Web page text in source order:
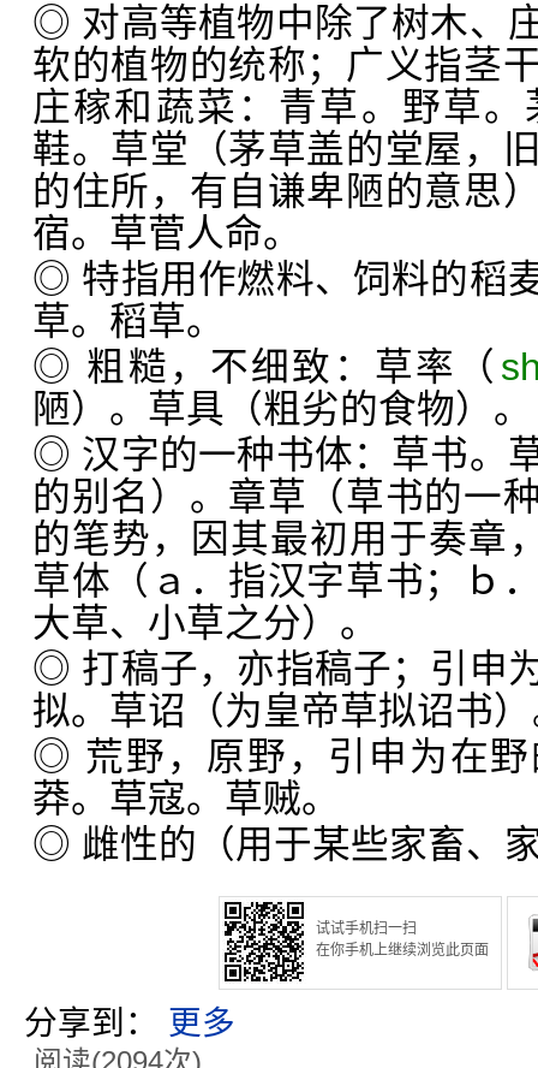
◎ 对高等植物中除了树木、
软的植物的统称；广义指茎
庄稼和蔬菜：青草。野草
鞋。草堂（茅草盖的堂屋，
的住所，有自谦卑陋的意思
宿。草菅人命。
◎ 特指用作燃料、饲料的稻
草。稻草。
◎ 粗糙，不细致：草率（
陋）。草具（粗劣的食物）。
◎ 汉字的一种书体：草书。
的别名）。章草（草书的一
的笔势，因其最初用于奏章
草体（ａ．指汉字草书；ｂ
大草、小草之分）。
◎ 打稿子，亦指稿子；引申
拟。草诏（为皇帝草拟诏书
◎ 荒野，原野，引申为在
莽。草寇。草贼。
◎ 雌性的（用于某些家畜、
试试手机扫一扫
在你手机上继续浏览此页面
分享到： 更多